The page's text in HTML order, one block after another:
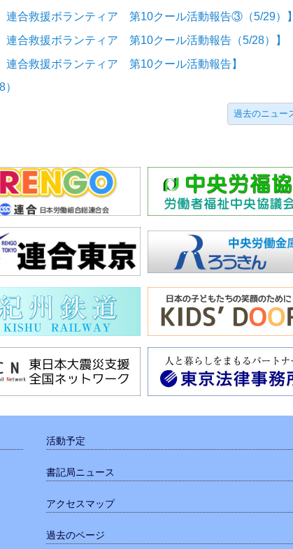
連合救援ボランティア 第10クール活動報告③（5/29）】
連合救援ボランティア 第10クール活動報告（5/28）】
連合救援ボランティア 第10クール活動報告】
過去のニュー
活動予定
書記局ニュース
アクセスマップ
過去のページ